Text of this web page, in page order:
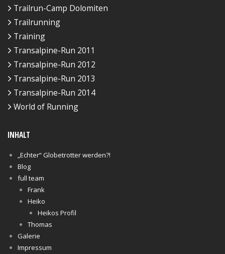
Trailrun-Camp Dolomiten
Trailrunning
Training
Transalpine-Run 2011
Transalpine-Run 2012
Transalpine-Run 2013
Transalpine-Run 2014
World of Running
INHALT
„Echter“ Globetrotter werden?!
Blog
full team
Frank
Heiko
Heikos Profil
Thomas
Galerie
Impressum